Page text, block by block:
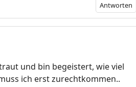
Antworten
und bin begeistert, wie viel
ich erst zurechtkommen..